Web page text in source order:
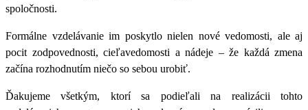
spoločnosti.
Formálne vzdelávanie im poskytlo nielen nové vedomosti, ale aj
pocit zodpovednosti, cieľavedomosti a nádeje – že každá zmena
začína rozhodnutím niečo so sebou urobiť.
Ďakujeme všetkým, ktorí sa podieľali na realizácii tohto